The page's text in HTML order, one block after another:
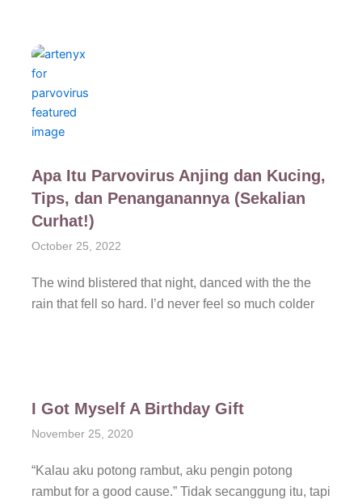
Apa Itu Parvovirus Anjing dan Kucing,
Tips, dan Penanganannya (Sekalian
Curhat!)
October 25, 2022
The wind blistered that night, danced with the the
rain that fell so hard. I’d never feel so much colder
I Got Myself A Birthday Gift
November 25, 2020
“Kalau aku potong rambut, aku pengin potong
rambut for a good cause.” Tidak secanggung itu, tapi